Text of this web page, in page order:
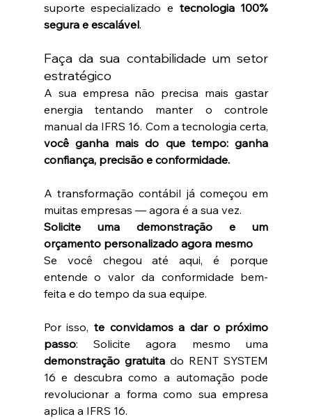
suporte especializado e tecnologia 100%
segura e escalável.
Faça da sua contabilidade um setor
estratégico
A sua empresa não precisa mais gastar
energia tentando manter o controle
você ganha mais do que tempo: ganha
confiança, precisão e conformidade.
A transformação contábil já começou em
muitas empresas — agora é a sua vez.
Solicite uma demonstração e um
orçamento personalizado agora mesmo
Se você chegou até aqui, é porque
entende o valor da conformidade bem-
feita e do tempo da sua equipe.
Por isso, te convidamos a dar o próximo
passo
demonstração gratuita do RENT SYSTEM
16 e descubra como a automação pode
revolucionar a forma como sua empresa
aplica a IFRS 16.